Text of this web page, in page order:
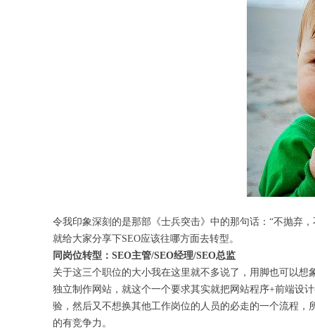
令我印象深刻的是那部《士兵突击》中的那句话：“不抛弃
就给大家分享下SEO应该往哪方面去转型。
同岗位转型：SEO主管/SEO经理/SEO总监
关于这三个职位的大小我在这里就不多说了，用脚也可以
独立制作网站，就这个一个要求其实就把网站程序+前端设
验，然后又不想换其他工作岗位的人员的必走的一个流程
的有竞争力。